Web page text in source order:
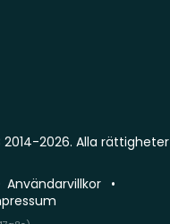
2026. Alla rättigheter
Användarvillkor